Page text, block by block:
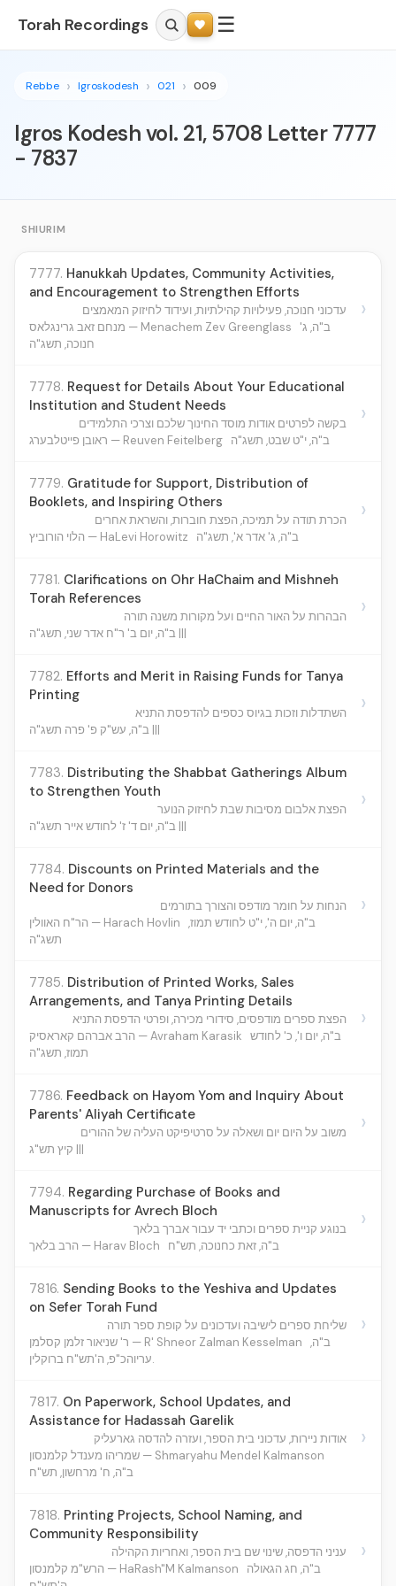
Torah Recordings ☰
Rebbe Igroskodesh 021 009
Igros Kodesh vol. 21, 5708 Letter 7777
- 7837
SHIURIM
7777. Hanukkah Updates, Community Activities,
and Encouragement to Strengthen Efforts
עדכוני חנוכה, פעילויות קהילתיות, ועידוד לחיזוק המאמצים
מנחם זאב גרינגלאס — Menachem Zev Greenglass
ב"ה, ג'
חנוכה, תשג"ה
›
7778. Request for Details About Your Educational
Institution and Student Needs
בקשה לפרטים אודות מוסד החינוך שלכם וצרכי התלמידים
ראובן פייטלבערג — Reuven Feitelberg ב"ה, י"ט שבט, תשג"ה
›
7779. Gratitude for Support, Distribution of
Booklets, and Inspiring Others
הכרת תודה על תמיכה, הפצת חוברות, והשראת אחרים
הלוי הורוביץ — HaLevi Horowitz
ב"ה, ג' אדר א', תשג"ה
›
7781. Clarifications on Ohr HaChaim and Mishneh
Torah References
הבהרות על האור החיים ועל מקורות משנה תורה
ב"ה, יום ב' ר"ח אדר שני, תשג"ה |||
›
7782. Efforts and Merit in Raising Funds for Tanya
Printing
השתדלות וזכות בגיוס כספים להדפסת התניא
ב"ה, עש"ק פ' פרה תשג"ה |||
›
7783. Distributing the Shabbat Gatherings Album
to Strengthen Youth
הפצת אלבום מסיבות שבת לחיזוק הנוער
ב"ה, יום ד' ז' לחודש אייר תשג"ה |||
›
7784. Discounts on Printed Materials and the
Need for Donors
הנחות על חומר מודפס והצורך בתורמים
הר"ח האוולין — Harach Hovlin ב"ה, יום ה', י"ט לחודש תמוז,
תשג"ה
›
7785. Distribution of Printed Works, Sales
Arrangements, and Tanya Printing Details
הפצת ספרים מודפסים, סידורי מכירה, ופרטי הדפסת התניא
הרב אברהם קאראסיק — Avraham Karasik ב"ה, יום ו', כ' לחודש
תמוז, תשג"ה
›
7786. Feedback on Hayom Yom and Inquiry About
Parents' Aliyah Certificate
משוב על היום יום ושאלה על סרטיפיקט העליה של ההורים
קיץ תש"ג |||
›
7794. Regarding Purchase of Books and
Manuscripts for Avrech Bloch
בנוגע קניית ספרים וכתבי יד עבור אברך בלאך
הרב בלאך — Harav Bloch
ב"ה, זאת כחנוכה, תש"ח
›
7816. Sending Books to the Yeshiva and Updates
on Sefer Torah Fund
שליחת ספרים לישיבה ועדכונים על קופת ספר תורה
ר' שניאור זלמן קסלמן — R' Shneor Zalman Kesselman ב"ה,
עריוהכ"פ, ה'תש"ח ברוקלין.
›
7817. On Paperwork, School Updates, and
Assistance for Hadassah Garelik
אודות ניירות, עדכוני בית הספר, ועזרה להדסה גארעליק
שמריהו מענדל קלמנסון — Shmaryahu Mendel Kalmanson
ב"ה, ח' מרחשון, תש"ח
›
7818. Printing Projects, School Naming, and
Community Responsibility
עניני הדפסה, שינוי שם בית הספר, ואחריות הקהילה
הרש"מ קלמנסון — HaRash"M Kalmanson
ב"ה, חג הגאולה
›